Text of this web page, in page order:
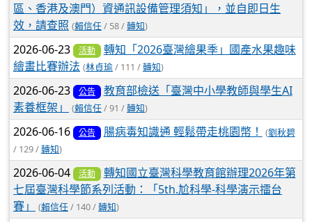
區、香港及澳門）資通訊設備管理須知」，並自即日生
效，請查照 (賴信任/ 58 /轉知)
2026-06-23 活動
轉知「2026臺灣繪果季」國產水果趣味
繪畫比賽辦法 (林貞瑜/ 111 /轉知)
2026-06-23 公告
教育部檢送「臺灣中小學教師與學生AI
素養框架」
(賴信任/ 91 /轉知)
2026-06-16 公告 腸病毒知識通 輕鬆帶走桃園幣！ (劉秋碧
/ 129 /轉知)
2026-06-04 活動
轉知國立臺灣科學教育館辦理2026年第
七屆臺灣科學節系列活動：「5th.尬科學-科學演示擂台
賽」
(賴信任/ 140 /轉知)